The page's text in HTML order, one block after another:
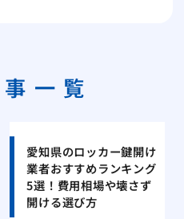
一覧
愛知県のロッカー鍵開け
業者おすすめランキング
5選！費用相場や壊さず
開ける選び方